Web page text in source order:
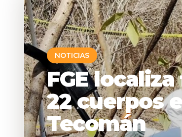
NOTICIAS
FGE
22 cuerpos
Tecomán